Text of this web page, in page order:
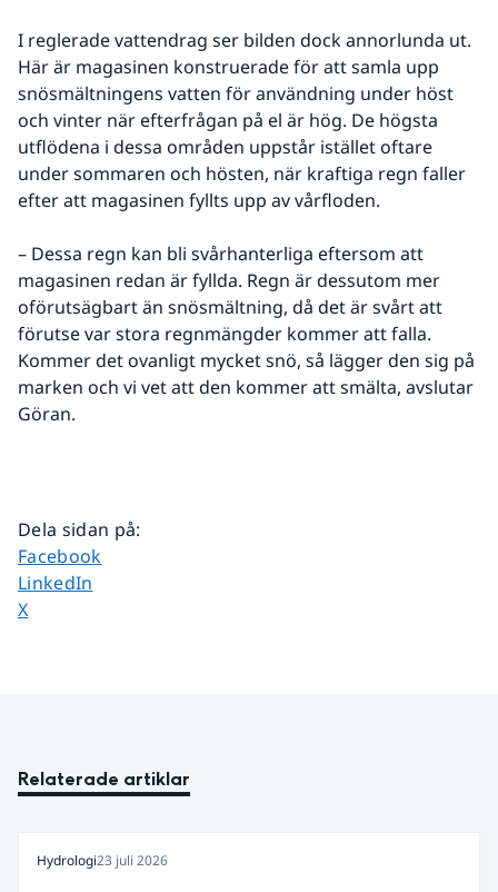
I reglerade vattendrag ser bilden dock annorlunda ut.
Här är magasinen konstruerade för att samla upp
snösmältningens vatten för användning under höst
och vinter när efterfrågan på el är hög. De högsta
utflödena i dessa områden uppstår istället oftare
under sommaren och hösten, när kraftiga regn faller
efter att magasinen fyllts upp av vårfloden.
– Dessa regn kan bli svårhanterliga eftersom att
magasinen redan är fyllda. Regn är dessutom mer
oförutsägbart än snösmältning, då det är svårt att
förutse var stora regnmängder kommer att falla.
Kommer det ovanligt mycket snö, så lägger den sig på
marken och vi vet att den kommer att smälta, avslutar
Göran.
Dela sidan på:
Dela sidan på
Facebook
Dela sidan på
LinkedIn
Dela sidan på
X
Relaterade artiklar
Hydrologi23 juli 2026